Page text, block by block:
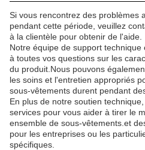
Si vous rencontrez des problèmes
pendant cette période, veuillez
à la clientèle pour obtenir de l'aide.
Notre équipe de support
à toutes vos questions sur les
du produit.Nous pouvons
les soins et l'entretien appropriés
sous-vêtements durent pendant
En plus de notre soutien
services pour vous aider à tirer le
ensemble de sous-vêtements.et
pour les entreprises ou les
spécifiques.